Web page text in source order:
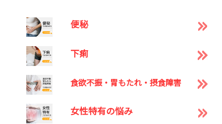
便秘
下痢
食欲不振・胃もたれ・摂食障害
女性特有の悩み